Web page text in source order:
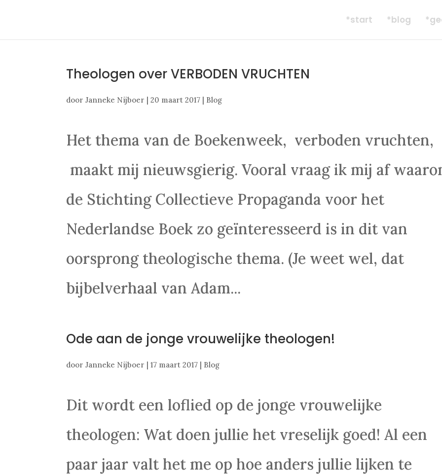
*start *blog
Theologen over VERBODEN VRUCHTEN
doorJanneke Nijboer |20 maart 2017 | Blog
Het thema van de Boekenweek, verboden vruchten,
maakt mij nieuwsgierig. Vooral vraag ik mij af
de Stichting Collectieve Propaganda voor het
Nederlandse Boek zo geïnteresseerd is in dit van
oorsprong theologische thema. (Je weet wel, dat
bijbelverhaal van Adam...
Ode aan de jonge vrouwelijke theologen!
doorJanneke Nijboer |17 maart 2017 | Blog
Dit wordt een loflied op de jonge vrouwelijke
theologen: Wat doen jullie het vreselijk goed! Al een
paar jaar valt het me op hoe anders jullie lijken te